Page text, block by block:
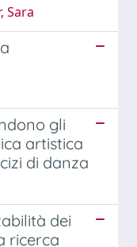
Sara
gli
artistica
di danza
dei
ricerca